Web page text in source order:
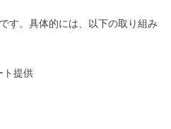
す。具体的には、以下の取り組み
ト提供